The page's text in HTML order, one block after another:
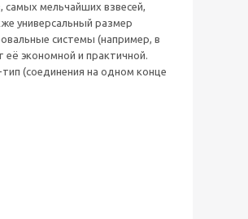
самых мельчайших взвесей,
универсальный размер
системы (например, в
экономной и практичной.
(соединения на одном конце